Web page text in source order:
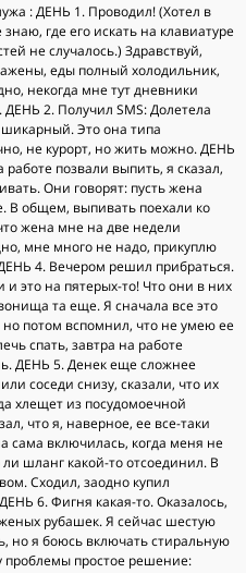
: ДЕНЬ 1. Проводил! (Хотел в
где его искать на клавиатуре
не случалось.) Здравствуй,
еды полный холодильник,
некогда мне тут дневники
2. Получил SMS: Долетела
Это она типа
не курорт, но жить можно. ДЕНЬ
позвали выпить, я сказал,
Они говорят: пусть жена
В общем, выпивать поехали ко
жена мне на две недели
мне много не надо, прикуплю
4. Вечером решил прибраться.
и это на пятерых-то! Что они в них
та еще. Я сначала все это
потом вспомнил, что не умею ее
спать, завтра на работе
ДЕНЬ 5. Денек еще сложнее
соседи снизу, сказали, что их
хлещет из посудомоечной
что я, наверное, ее все-таки
сама включилась, когда меня не
шланг какой-то отсоединил. В
Сходил, заодно купил
6. Фигня какая-то. Оказалось,
рубашек. Я сейчас шестую
но я боюсь включать стиральную
проблемы простое решение: